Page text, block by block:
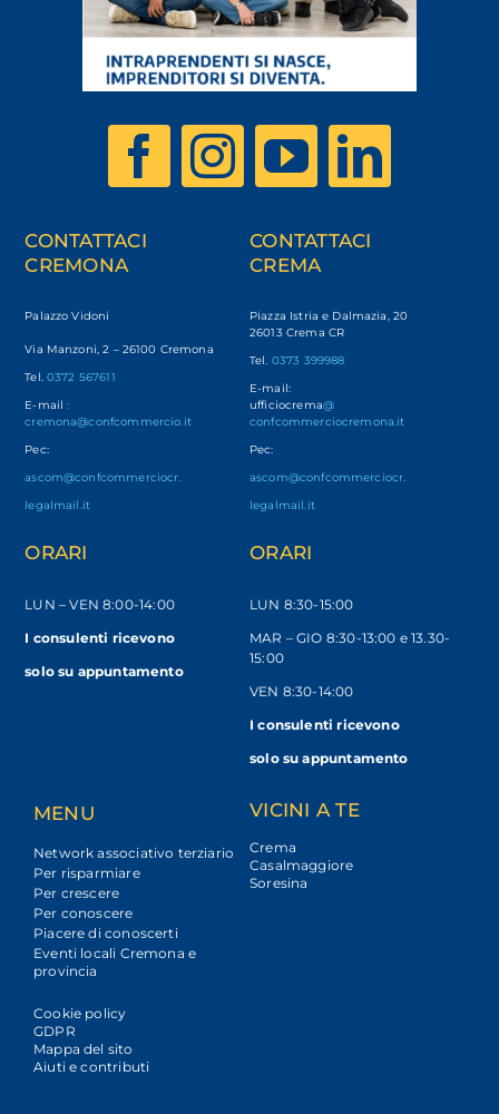
CONTATTACI
CREMONA
Palazzo Vidoni
Via Manzoni, 2 – 26100 Cremona
Tel. 0372 567611
E-mail:
cremona@confcommercio.it
Pec:
ascom@confcommerciocr.
legalmail.it
ORARI
LUN – VEN8:00-14:00
I consulenti ricevono
solosu appuntamento
CONTATTACI
CREMA
Piazza Istria e Dalmazia, 20
26013 Crema CR
Tel. 0373 399988
E-mail:
ufficiocrema@
confcommerciocremona.it
Pec:
ascom@confcommerciocr.
legalmail.it
ORARI
LUN 8:30-15:00
MAR – GIO 8:30-13:00 e 13.30-
15:00
VEN 8:30-14:00
I consulenti ricevono
solo su appuntamento
MENU
Network associativo terziario
Per risparmiare
Per crescere
Per conoscere
Piacere di conoscerti
Eventi locali Cremona e
provincia
Cookie policy
GDPR
Mappa del sito
Aiuti e contributi
VICINI A TE
Crema
Casalmaggiore
Soresina